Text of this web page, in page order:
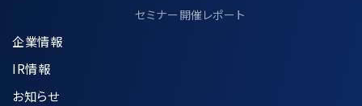
policy/joint-use/セミナー開催レポート
企業情報
IR情報
お知らせ